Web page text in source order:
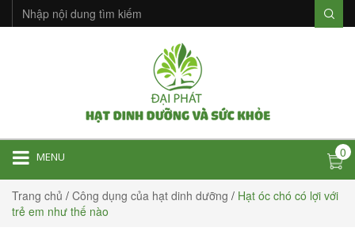
MENU 0
Trang chủ / Công dụng của hạt dinh dưỡng / Hạt óc chó có lợi với
trẻ em như thế nào